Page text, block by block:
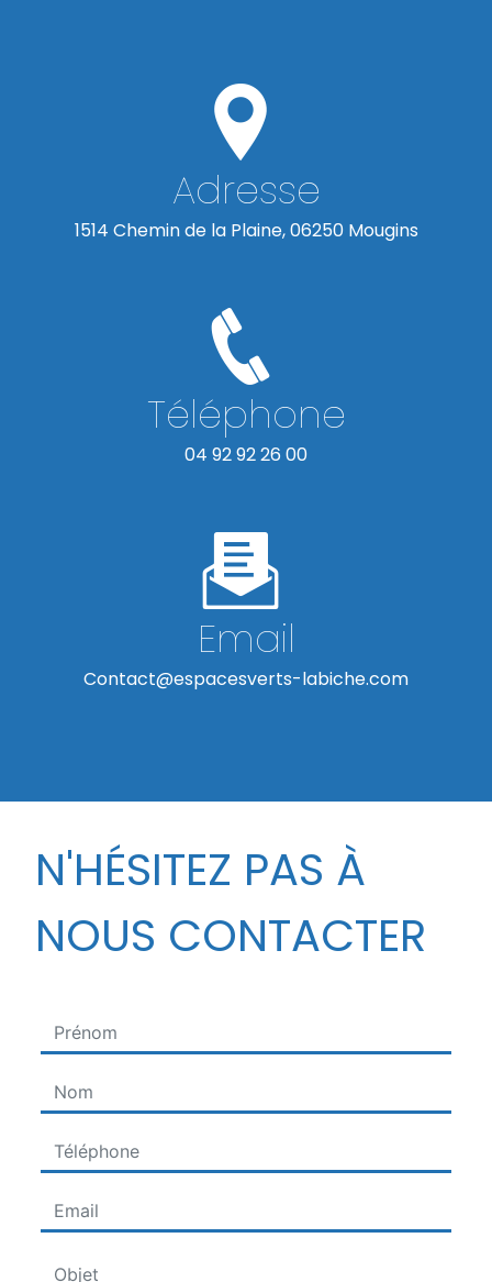
Adresse
1514 Chemin de la Plaine, 06250 Mougins
Téléphone
04 92 92 26 00
Email
contact@espacesverts-labiche.com
N'HÉSITEZ PAS À
NOUS CONTACTER